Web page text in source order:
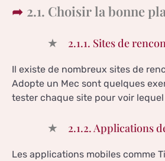
2.1. Choisir la bonne
2.1.1. Sites de
Il existe de nombreux sites de
Adopte un Mec sont quelques
tester chaque site pour voir
2.1.2. Applications
Les applications mobiles comme